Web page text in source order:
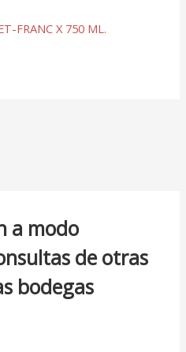
a modo
de otras
bodegas
FRANC X 750 ML.